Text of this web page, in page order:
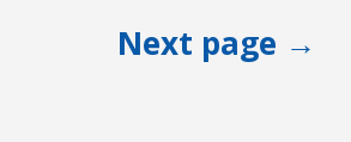
Next page →